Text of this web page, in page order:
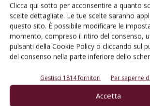
Clicca qui sotto per acconsentire a quanto
scelte dettagliate. Le tue scelte saranno
questo sito. È possibile modificare le
momento, compreso il ritiro del consenso,
pulsanti della Cookie Policy o cliccando sul
del consenso nella parte inferiore dello
Gestisci 1814 fornitori Per saperne
Accetta
L'Esperto risponde
Cerca adesso